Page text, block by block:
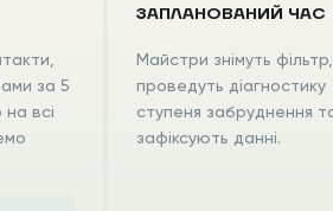
за 5
на всі
ЗАПЛАНОВАНИЙ ЧАС
Майстри знімуть фільтр,
проведуть діагностику
ступеня забруднення
зафіксують данні.